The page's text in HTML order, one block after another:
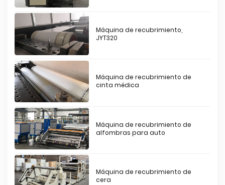
Máquina de recubrimiento,
JYT320
Máquina de recubrimiento de
cinta médica
Máquina de recubrimiento de
alfombras para auto
Máquina de recubrimiento de
cera